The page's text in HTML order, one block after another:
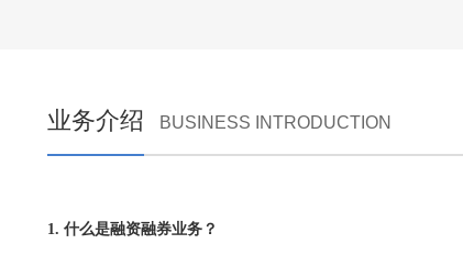
业务介绍 BUSINESS INTRODUCTION
1. 什么是融资融券业务？